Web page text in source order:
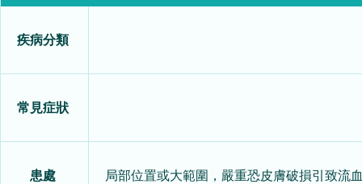
疾病分類
常見症狀
患處 局部位置或大範圍，嚴重恐皮膚破損引致流